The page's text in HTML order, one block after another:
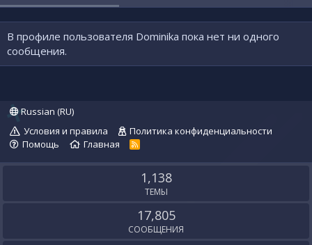
В профиле пользователя Dominika пока нет ни одного
сообщения.
Russian (RU)
Условия и правила
Политика конфиденциальности
Помощь
Главная
R
S
1,138
ТЕМЫ
17,805
СООБЩЕНИЯ